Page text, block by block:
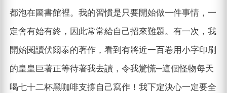
都泡在圖書館裡。我的習慣是只要開始做一件事情，一
定會有始有終，因此常常給自己招來難題。有一次，我
開始閱讀伏爾泰的著作，看到有將近一百卷用小字印刷
的皇皇巨著正等待著我去讀，令我驚慌─這個怪物每天
喝七十二杯黑咖啡支撐自己寫作！我下定決心一定要全